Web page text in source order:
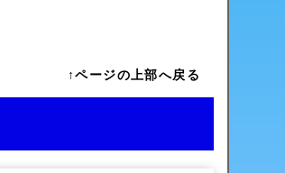
↑ページの上部へ戻る